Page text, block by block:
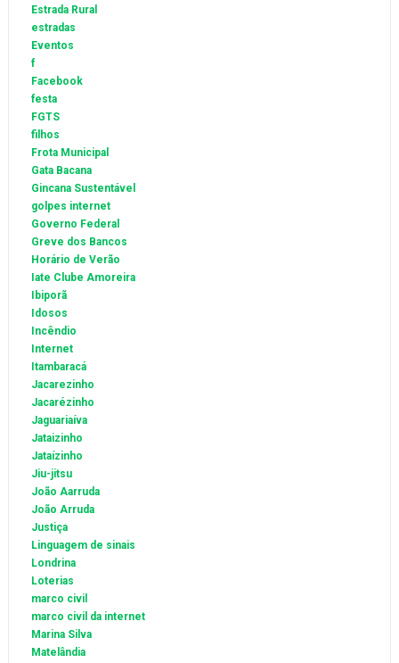
Estrada Rural
estradas
Eventos
f
Facebook
festa
FGTS
filhos
Frota Municipal
Gata Bacana
Gincana Sustentável
golpes internet
Governo Federal
Greve dos Bancos
Horário de Verão
Iate Clube Amoreira
Ibiporã
Idosos
Incêndio
Internet
Itambaracá
Jacarezinho
Jacarézinho
Jaguariaíva
Jataizinho
Jataízinho
Jiu-jitsu
João Aarruda
João Arruda
Justiça
Linguagem de sinais
Londrina
Loterias
marco civil
marco civil da internet
Marina Silva
Matelândia